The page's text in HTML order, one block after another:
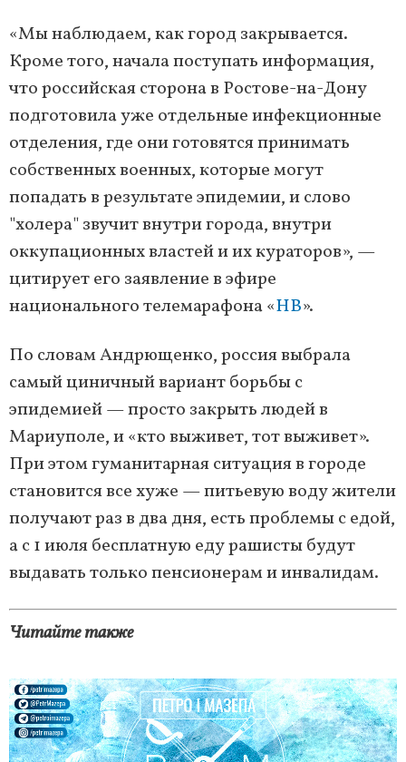
«Мы наблюдаем, как город закрывается.
Кроме того, начала поступать информация,
что российская сторона в Ростове-на-Дону
подготовила уже отдельные инфекционные
отделения, где они готовятся принимать
собственных военных, которые могут
попадать в результате эпидемии, и слово
"холера" звучит внутри города, внутри
оккупационных властей и их кураторов», —
цитирует его заявление в эфире
национального телемарафона «НВ».
По словам Андрющенко, россия выбрала
самый циничный вариант борьбы с
эпидемией — просто закрыть людей в
Мариуполе, и «кто выживет, тот выживет».
При этом гуманитарная ситуация в городе
становится все хуже — питьевую воду жители
получают раз в два дня, есть проблемы с едой,
а с 1 июля бесплатную еду рашисты будут
выдавать только пенсионерам и инвалидам.
Читайте также